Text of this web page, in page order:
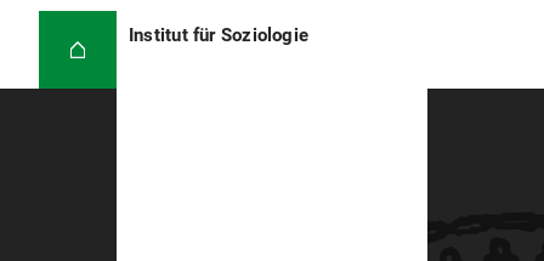
Institut für Soziologie